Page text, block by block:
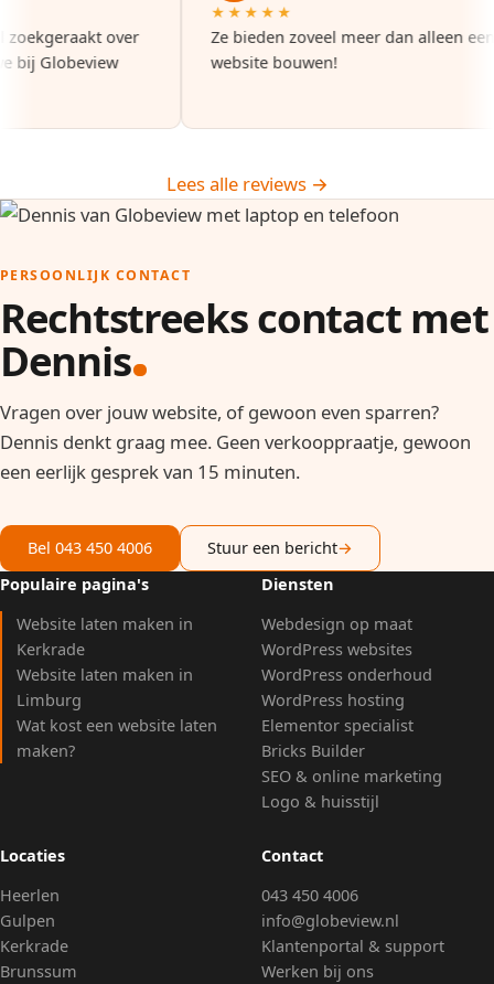
zoekgeraakt over
we bij Globeview
★★★★★
Ze bieden zoveel meer dan alleen
website bouwen!
Lees alle reviews →
PERSOONLIJK CONTACT
Rechtstreeks contact met
Dennis
Vragen over jouw website, of gewoon even sparren?
Dennis denkt graag mee. Geen verkooppraatje, gewoon
een eerlijk gesprek van 15 minuten.
Bel 043 450 4006 Stuur een bericht→
Populaire pagina's
Website laten maken in
Kerkrade
Website laten maken in
Limburg
Wat kost een website laten
maken?
Diensten
Webdesign op maat
WordPress websites
WordPress onderhoud
WordPress hosting
Elementor specialist
Bricks Builder
SEO & online marketing
Logo & huisstijl
Locaties
Heerlen
Gulpen
Kerkrade
Brunssum
Contact
043 450 4006
info@globeview.nl
Klantenportal & support
Werken bij ons